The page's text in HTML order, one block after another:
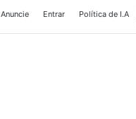
Anuncie Entrar Política de I.A